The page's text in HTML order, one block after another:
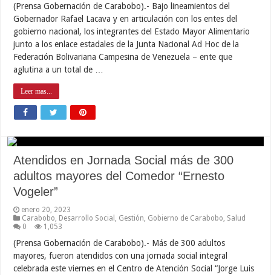
(Prensa Gobernación de Carabobo).- Bajo lineamientos del
Gobernador Rafael Lacava y en articulación con los entes del
gobierno nacional, los integrantes del Estado Mayor Alimentario
junto a los enlace estadales de la Junta Nacional Ad Hoc de la
Federación Bolivariana Campesina de Venezuela – ente que
aglutina a un total de …
Leer mas...
Atendidos en Jornada Social más de 300
adultos mayores del Comedor “Ernesto
Vogeler”
enero 20, 2023
Carabobo Desarrollo Social Gestión Gobierno de Carabobo Salud
0
1,053
(Prensa Gobernación de Carabobo).- Más de 300 adultos
mayores, fueron atendidos con una jornada social integral
celebrada este viernes en el Centro de Atención Social “Jorge Luis